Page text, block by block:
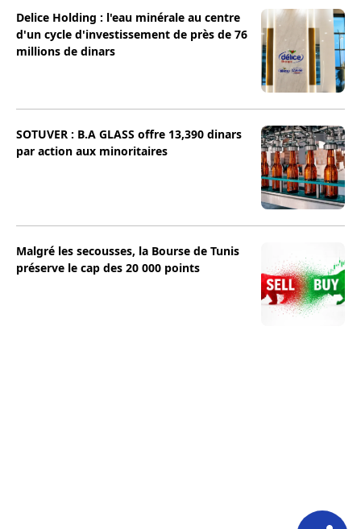
Delice Holding : l'eau minérale au centre
d'un cycle d'investissement de près de 76
millions de dinars
SOTUVER : B.A GLASS offre 13,390 dinars
par action aux minoritaires
Malgré les secousses, la Bourse de Tunis
préserve le cap des 20 000 points